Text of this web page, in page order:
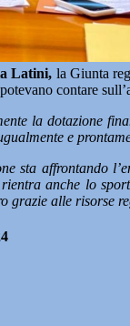
Latini, la Giunta
contare
la dotazione
e
sta affrontando
anche lo
grazie alle risorse